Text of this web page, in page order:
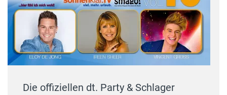
Die offiziellen dt. Party & Schlager